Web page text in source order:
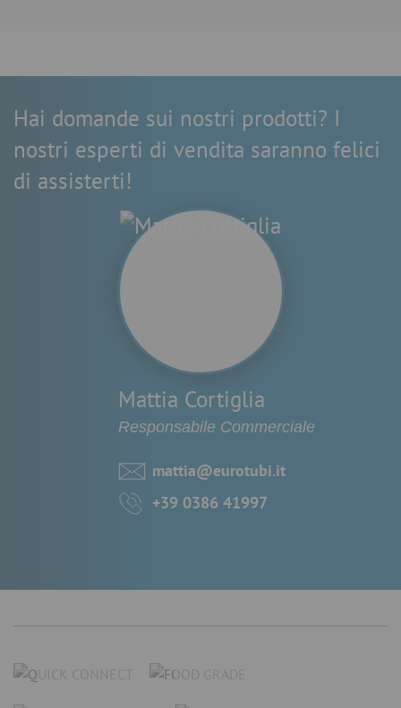
Hai domande sui nostri prodotti? I
nostri esperti di vendita saranno felici
di assisterti!
Mattia Cortiglia
Responsabile Commerciale
mattia@eurotubi.it
+39 0386 41997